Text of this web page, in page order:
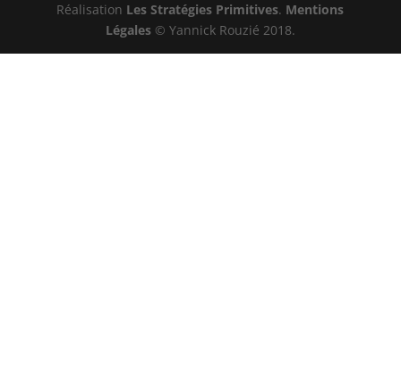
Réalisation Les Stratégies Primitives. Mentions
Légales© Yannick Rouzié 2018.